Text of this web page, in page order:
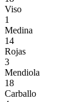
Viso
1
Medina
14
Rojas
3
Mendiola
18
Carballo